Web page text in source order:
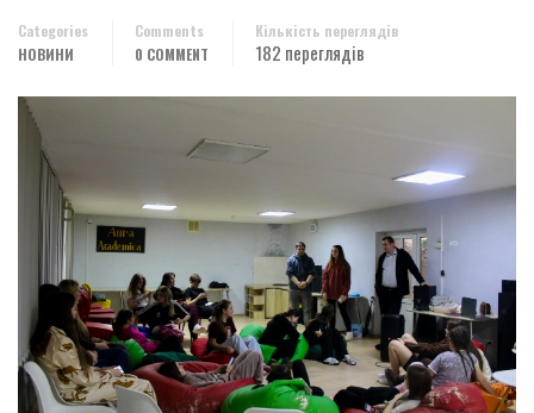
Categories
НОВИНИ
Comments
0 COMMENT
Кількість переглядів
182 переглядів